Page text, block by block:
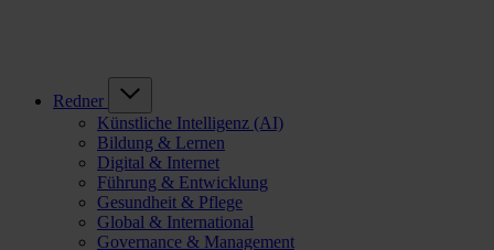
Redner
Künstliche Intelligenz (AI)
Bildung & Lernen
Digital & Internet
Führung & Entwicklung
Gesundheit & Pflege
Global & International
Governance & Management